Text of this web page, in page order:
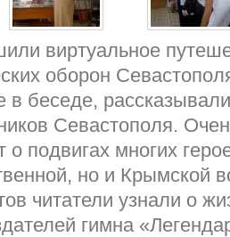
виртуальное
оборон
в беседе,
Севастополя.
о подвигах многих
но и Крымской
читатели узнали о
гимна